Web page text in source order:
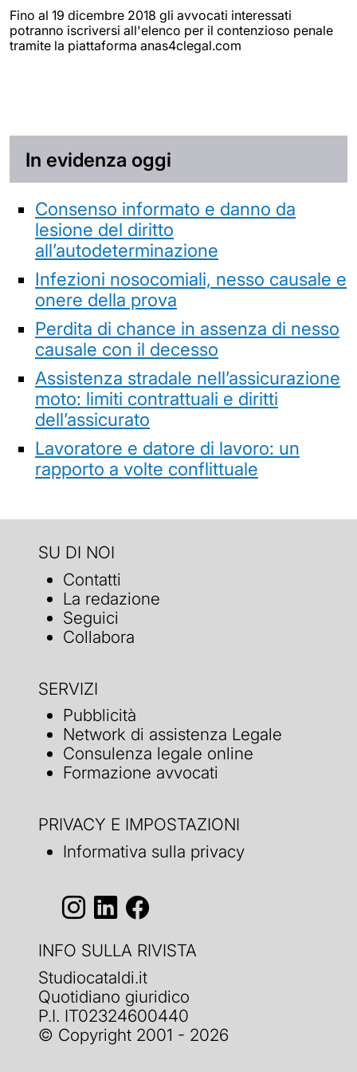
Fino al 19 dicembre 2018 gli avvocati interessati
potranno iscriversi all'elenco per il contenzioso penale
tramite la piattaforma anas4clegal.com
In evidenza oggi
Consenso informato e danno da
lesione del diritto
all’autodeterminazione
Infezioni nosocomiali, nesso causale e
onere della prova
Perdita di chance in assenza di nesso
causale con il decesso
Assistenza stradale nell’assicurazione
moto: limiti contrattuali e diritti
dell’assicurato
Lavoratore e datore di lavoro: un
rapporto a volte conflittuale
SU DI NOI
Contatti
La redazione
Seguici
Collabora
SERVIZI
Pubblicità
Network di assistenza Legale
Consulenza legale online
Formazione avvocati
PRIVACY E IMPOSTAZIONI
Informativa sulla privacy
INFO SULLA RIVISTA
Studiocataldi.it
Quotidiano giuridico
P.I. IT02324600440
© Copyright 2001 - 2026